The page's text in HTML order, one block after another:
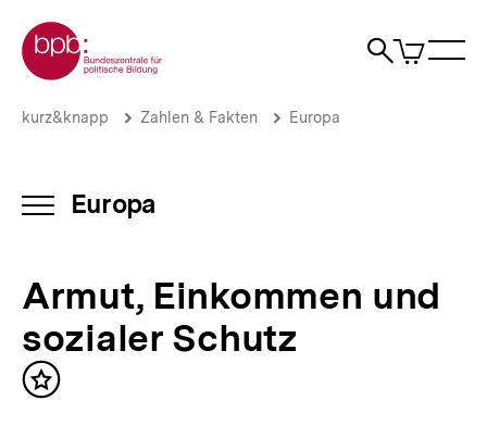
zum
Seiteninhalt
springen
Zur Startseite der bpb
Suche
Artikel
im
Armut,
Schutz
bpb.de
Brotkrümelnavigation
Pfadnavigation
kurz&knapp Zahlen & Fakten Europa
INHALTSNAVIGATION
Europa
Armut, Einkommen und
sozialer Schutz
Inhalt